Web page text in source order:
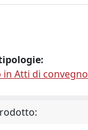
Atti di convegno